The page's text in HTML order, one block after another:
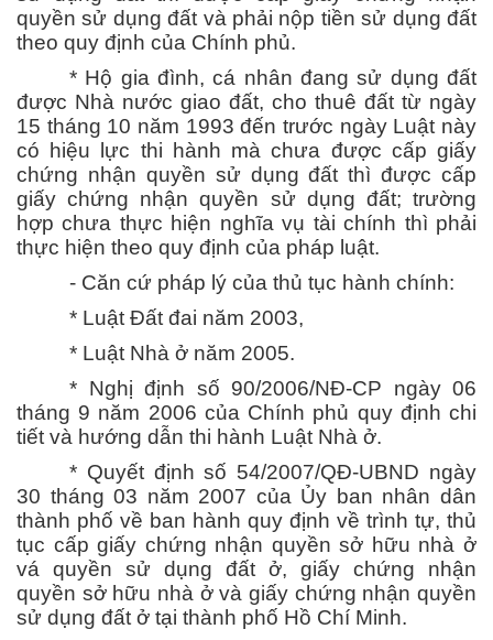
quyền sử dụng đất và phải nộp tiền sử dụng đất
theo quy định của Chính phủ.
* Hộ gia đình, cá nhân đang sử dụng đất
được Nhà nước giao đất, cho thuê đất từ ngày
15 tháng 10 năm 1993 đến trước ngày Luật này
có hiệu lực thi hành mà chưa được cấp giấy
chứng nhận quyền sử dụng đất thì được cấp
giấy chứng nhận quyền sử dụng đất; trường
hợp chưa thực hiện nghĩa vụ tài chính thì phải
thực hiện theo quy định của pháp luật.
- Căn cứ pháp lý của thủ tục hành chính:
* Luật Đất đai năm 2003,
* Luật Nhà ở năm 2005.
* Nghị định số 90/2006/NĐ-CP ngày 06
tháng 9 năm 2006 của Chính phủ quy định chi
tiết và hướng dẫn thi hành Luật Nhà ở.
* Quyết định số 54/2007/QĐ-UBND ngày
30 tháng 03 năm 2007 của Ủy ban nhân dân
thành phố về ban hành quy định về trình tự, thủ
tục cấp giấy chứng nhận quyền sở hữu nhà ở
vá quyền sử dụng đất ở, giấy chứng nhận
quyền sở hữu nhà ở và giấy chứng nhận quyền
sử dụng đất ở tại thành phố Hồ Chí Minh.